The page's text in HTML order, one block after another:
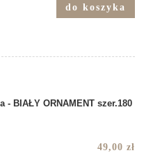
do koszyka
BIAŁY ORNAMENT szer.180
49,00 zł